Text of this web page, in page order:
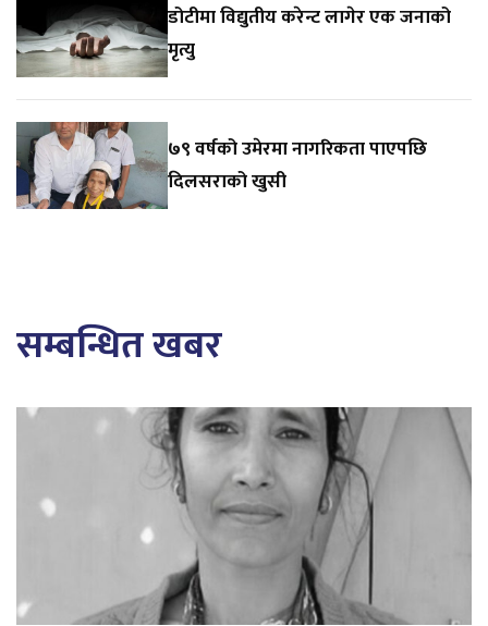
डोटीमा विद्युतीय करेन्ट लागेर एक जनाको
मृत्यु
७९ वर्षको उमेरमा नागरिकता पाएपछि
दिलसराको खुसी
सम्बन्धित खबर